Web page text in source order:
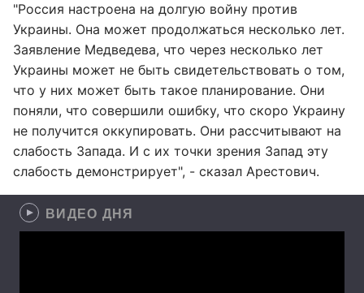
"Россия настроена на долгую войну против
Украины. Она может продолжаться несколько лет.
Заявление Медведева, что через несколько лет
Украины может не быть свидетельствовать о том,
что у них может быть такое планирование. Они
поняли, что совершили ошибку, что скоро Украину
не получится оккупировать. Они рассчитывают на
слабость Запада. И с их точки зрения Запад эту
слабость демонстрирует", - сказал Арестович.
ВИДЕО ДНЯ